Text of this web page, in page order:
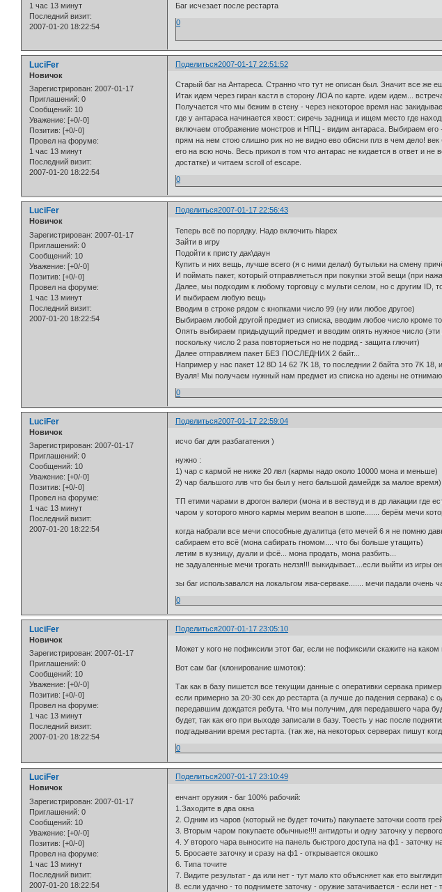
1 час 13 минут
Последний визит:
2007-01-20 18:22:54
Баг исчезает после рестарта
0
Поделиться2007-01-17 22:51:52
LuciFer
Новичок
Зарегистрирован: 2007-01-17
Приглашений: 0
Сообщений: 10
Уважение: [+0/-0]
Позитив: [+0/-0]
Провел на форуме:
1 час 13 минут
Последний визит:
2007-01-20 18:22:54
Старый баг на Антареса. Странно что тут не описан был. Значит все же
Итак идем через гиран кастл в сторону ЛОА по карте. идем идем...
Получается что мы бежим в стену - через некоторое время нас
где у антараса начинается хвост: сиречь задница и ищем место где
включаем отображение монстров и НПЦ - видим антараса. Выбираем его
прям на нем стою слишно рик но не видно ево обясни плз в чем дело!
его на всю ночь. Весь прикол в том что антарас не кидается в ответ и
достатке) и читаем scroll of escape.
0
Поделиться2007-01-17 22:56:43
LuciFer
Новичок
Зарегистрирован: 2007-01-17
Приглашений: 0
Сообщений: 10
Уважение: [+0/-0]
Позитив: [+0/-0]
Провел на форуме:
1 час 13 минут
Последний визит:
2007-01-20 18:22:54
Теперь всё по порядку. Надо включить hlapex
Зайти в игру
Подойти к присту дак\даун
Купить и них вещь, лучше всего (я с ними делал) бутыльки на смену
И поймать пакет, который отправляеться при покупки этой вещи (при
Далее, мы подходим к любому торговцу с мульти селом, но с другим ID,
И выбираем любую вещь
Вводим в строке рядом с кнопками число 99 (ну или любое другое)
Выбираем любой другой предмет из списка, вводим любое число кроме
Опять выбираем придыдущий предмет и вводим опять нужное число
поскольку число 2 раза повторяеться но не подряд - защита глючит)
Далее отправляем пакет БЕЗ ПОСЛЕДНИХ 2 байт...
Например у нас пакет 12 8D 14 62 7K 18, то последнии 2 байта это 7K
Вуаля! Мы получаем нужный нам предмет из списка но адены не
0
Поделиться2007-01-17 22:59:04
LuciFer
Новичок
Зарегистрирован: 2007-01-17
Приглашений: 0
Сообщений: 10
Уважение: [+0/-0]
Позитив: [+0/-0]
Провел на форуме:
1 час 13 минут
Последний визит:
2007-01-20 18:22:54
исчо баг для разбагатения )
нужно :
1) чар с кармой не ниже 20 лвл (кармы надо около 10000 мона и меньше)
2) чар бальшого ллв что бы был у него бальшой дамейдж за малое время)
ТП етими чарами в дрогон валери (мона и в вествуд и в др лакации где
чаром у которого много кармы мерим веапон в шопе....... берём мечи
когда набрали все мечи способные дуалитца (ето мечей 6 я не помню
сабираем ето всё (мона сабирать гномом.... что бы больше утащить)
летим в кузницу, дуали и фсё... мона продать, мона разбить...
не задуаленные мечи трогать нелзя!!! выкидывает....если выйти из игры
зы баг использавался на локальгом ява-серваке....... мечи падали очень
0
Поделиться2007-01-17 23:05:10
LuciFer
Новичок
Зарегистрирован: 2007-01-17
Приглашений: 0
Сообщений: 10
Уважение: [+0/-0]
Позитив: [+0/-0]
Провел на форуме:
1 час 13 минут
Последний визит:
2007-01-20 18:22:54
Может у кого не пофиксили этот баг, если не пофиксили скажите на
Вот сам баг (клонирование шмоток):
Так как в базу пишется все текущии данные с оперативки сервака
если примерно за 20-30 сек до рестарта (а лучше до падения сервака) с
передавшим дождатся ребута. Что мы получим, для передавшего чара
будет, так как его при выходе записали в базу. Тоесть у нас после
подгадывании время рестарта. (так же, на некоторых серверах пишут
0
Поделиться2007-01-17 23:10:49
LuciFer
Новичок
Зарегистрирован: 2007-01-17
Приглашений: 0
Сообщений: 10
Уважение: [+0/-0]
Позитив: [+0/-0]
Провел на форуме:
1 час 13 минут
Последний визит:
2007-01-20 18:22:54
енчант оружия - баг 100% рабочий:
1.Заходите в два окна
2. Одним из чаров (который не будет точить) пакупаете заточки соотв
3. Вторым чаром покупаете обычные!!!! антидоты и одну заточку у
4. У второго чара выносите на панель быстрого доступа на ф1 - заточку
5. Бросаете заточку и сразу на ф1 - открывается окошко
6. Типа точите
7. Видите результат - да или нет - тут мало кто объясняет как ето
8. если удачно - то поднимете заточку - оружие затачивается - если нет